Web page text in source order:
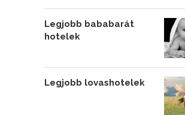
Legjobb bababarát
hotelek
Legjobb lovashotelek